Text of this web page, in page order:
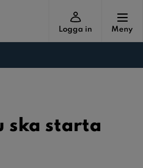
Logga in Meny
ska starta